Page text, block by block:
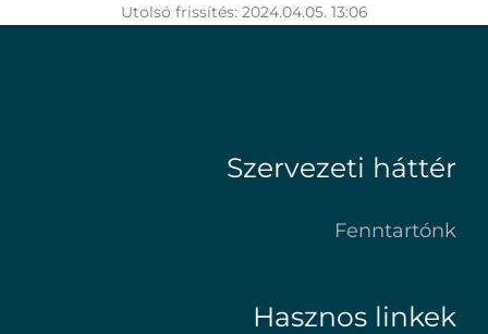
Utolsó frissítés: 2024.04.05. 13:06
Szervezeti háttér
Fenntartónk
Hasznos linkek